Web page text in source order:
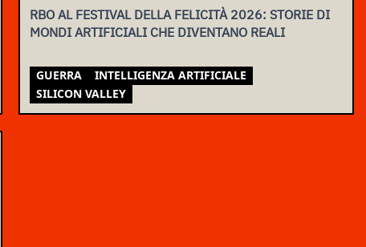
RBO AL FESTIVAL DELLA FELICITÀ 2026: STORIE DI
MONDI ARTIFICIALI CHE DIVENTANO REALI
GUERRA
INTELLIGENZA ARTIFICIALE
SILICON VALLEY